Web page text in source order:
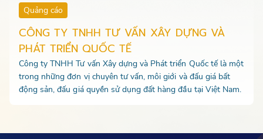
Quảng cáo
CÔNG TY TNHH TƯ VẤN XÂY DỰNG VÀ
PHÁT TRIỂN QUỐC TẾ
Công ty TNHH Tư vấn Xây dựng và Phát triển Quốc tế là một
trong những đơn vị chuyên tư vấn, môi giới và đấu giá bất
động sản, đấu giá quyền sử dụng đất hàng đầu tại Việt Nam.